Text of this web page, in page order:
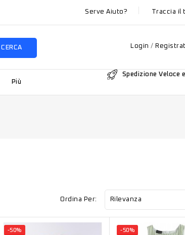
Serve Aiuto? Traccia il
Login /
CERCA
Più
Spedizione Veloce
Ordina Per: Rilevanza
-50% -50%